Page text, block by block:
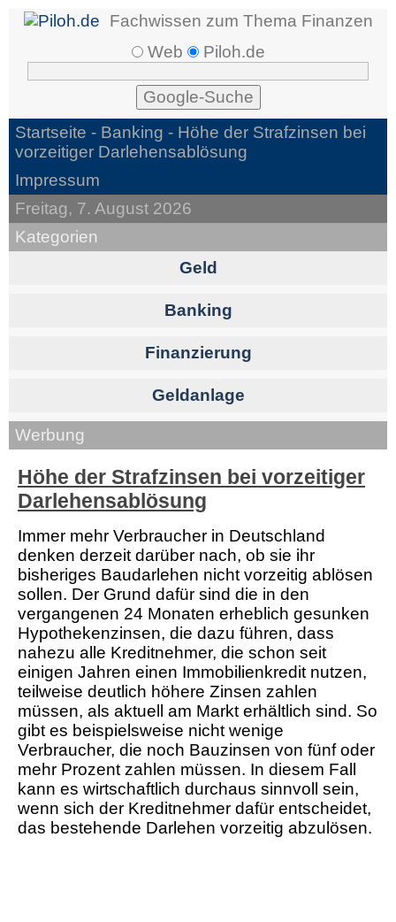
Fachwissen zum Thema Finanzen
Web
Piloh.de
Startseite - Banking - Höhe der Strafzinsen bei
vorzeitiger Darlehensablösung
Impressum
Freitag, 7. August 2026
Kategorien
Geld
Banking
Finanzierung
Geldanlage
Werbung
Höhe der Strafzinsen bei vorzeitiger
Darlehensablösung
Immer mehr Verbraucher in Deutschland
denken derzeit darüber nach, ob sie ihr
bisheriges Baudarlehen nicht vorzeitig ablösen
sollen. Der Grund dafür sind die in den
vergangenen 24 Monaten erheblich gesunken
Hypothekenzinsen, die dazu führen, dass
nahezu alle Kreditnehmer, die schon seit
einigen Jahren einen Immobilienkredit nutzen,
teilweise deutlich höhere Zinsen zahlen
müssen, als aktuell am Markt erhältlich sind. So
gibt es beispielsweise nicht wenige
Verbraucher, die noch Bauzinsen von fünf oder
mehr Prozent zahlen müssen. In diesem Fall
kann es wirtschaftlich durchaus sinnvoll sein,
wenn sich der Kreditnehmer dafür entscheidet,
das bestehende Darlehen vorzeitig abzulösen.